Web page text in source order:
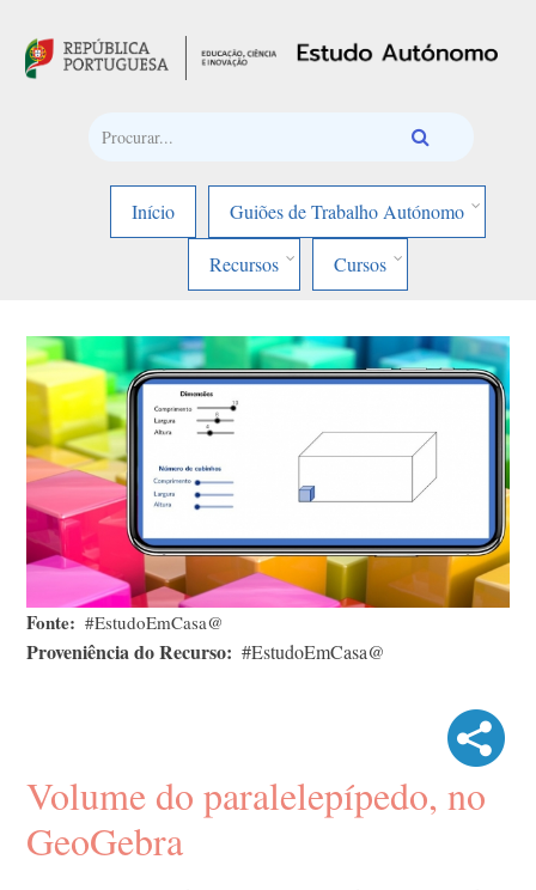
Início Guiões de Trabalho Autónomo
Recursos Cursos
Fonte #EstudoEmCasa@
Proveniência do Recurso #EstudoEmCasa@
Volume do paralelepípedo, no
GeoGebra